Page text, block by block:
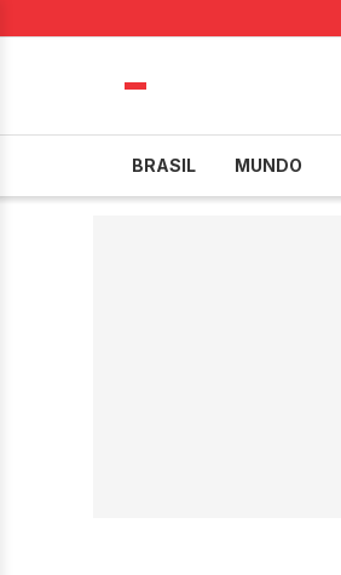
BRASIL MUNDO